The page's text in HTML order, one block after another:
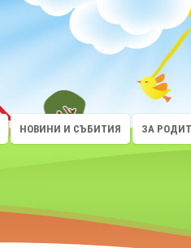
НОВИНИ И СЪБИТИЯ ЗА